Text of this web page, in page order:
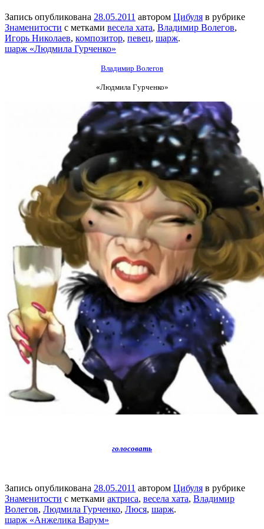
Запись опубликована 28.05.2011 автором Цибуля в рубрике
Знаменитости с метками весела хата, Владимир Волегов,
Игорь Николаев, композитор, певец, шарж.
шарж «Людмила Гурченко»
Владимир Волегов
«Людмила Гурченко»
голосовать
Запись опубликована 28.05.2011 автором Цибуля в рубрике
Знаменитости с метками актриса, весела хата, Владимир
Волегов, Людмила Гурченко, Люся, шарж.
шарж «Анжелика Варум»